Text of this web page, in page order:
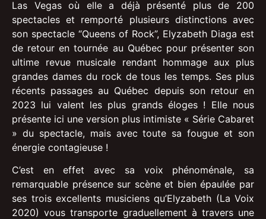
Las Vegas où elle a déjà présenté plus de 200
spectacles et remporté plusieurs distinctions avec
son spectacle “Queens of Rock”, Elyzabeth Diaga est
de retour en tournée au Québec pour présenter son
ultime revue musicale rendant hommage aux plus
grandes dames du rock de tous les temps. Ses plus
récents passages au Québec depuis son retour en
2023 lui valent les plus grands éloges ! Elle nous
présente ici une version plus intimiste « Série Cabaret
» du spectacle, mais avec toute sa fougue et son
énergie contagieuse !
C’est en effet avec sa voix phénoménale, sa
remarquable présence sur scène et bien épaulée par
ses trois excellents musiciens qu’Elyzabeth (La Voix
2020) vous transporte graduellement à travers une